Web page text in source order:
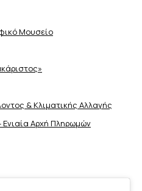
Μουσείο
& Κλιματικής Aλλαγής
Αρχή Πληρωμών